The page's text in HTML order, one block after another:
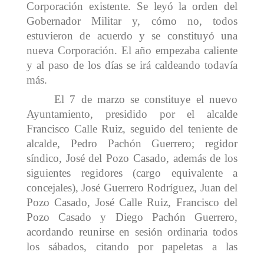
Corporación existente. Se leyó la orden del
Gobernador Militar y, cómo no, todos
estuvieron de acuerdo y se constituyó una
nueva Corporación. El año empezaba caliente
y al paso de los días se irá caldeando todavía
más.
El 7 de marzo se constituye el nuevo
Ayuntamiento, presidido por el alcalde
Francisco Calle Ruiz, seguido del teniente de
alcalde, Pedro Pachón Guerrero; regidor
síndico, José del Pozo Casado, además de los
siguientes regidores (cargo equivalente a
concejales), José Guerrero Rodríguez, Juan del
Pozo Casado, José Calle Ruiz, Francisco del
Pozo Casado y Diego Pachón Guerrero,
acordando reunirse en sesión ordinaria todos
los sábados, citando por papeletas a las